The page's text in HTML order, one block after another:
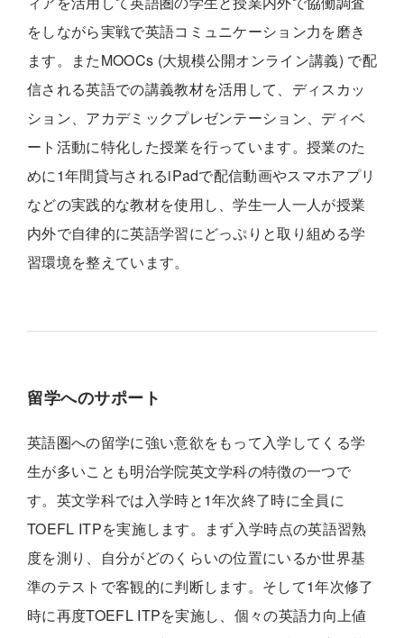
をしながら実戦で英語コミュニケーション力を磨き
ます。またMOOCs (大規模公開オンライン講義) で配
信される英語での講義教材を活用して、ディスカッ
ション、アカデミックプレゼンテーション、ディベ
ート活動に特化した授業を行っています。授業のた
めに1年間貸与されるiPadで配信動画やスマホアプリ
などの実践的な教材を使用し、学生一人一人が授業
内外で自律的に英語学習にどっぷりと取り組める学
習環境を整えています。
留学へのサポート
英語圏への留学に強い意欲をもって入学してくる学
生が多いことも明治学院英文学科の特徴の一つで
す。英文学科では入学時と1年次終了時に全員に
TOEFL ITPを実施します。まず入学時点の英語習熟
度を測り、自分がどのくらいの位置にいるか世界基
準のテストで客観的に判断します。そして1年次修了
時に再度TOEFL ITPを実施し、個々の英語力向上値